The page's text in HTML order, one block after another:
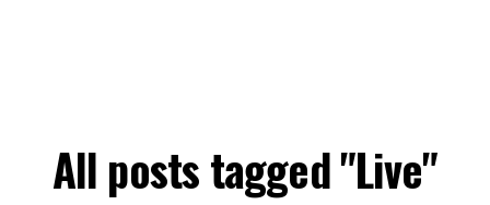
All posts tagged "Live"